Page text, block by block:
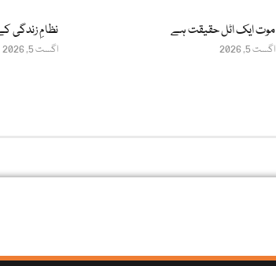
موت ایک اٹل حقیقت ہے
اگست 5, 2026
نظامِ زندگی
اگست 5, 2026